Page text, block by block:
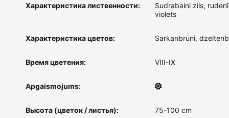
Характеристика лиственности:
Sudrabaini zils,
violets
Характеристика цветов: Sarkanbrūni,
Время цветения: VIII-IX
Apgaismojums:
Высота (цветок / листья): 75-100 cm